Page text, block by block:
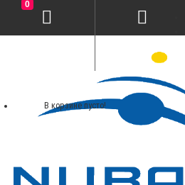
0
В корзине пусто!